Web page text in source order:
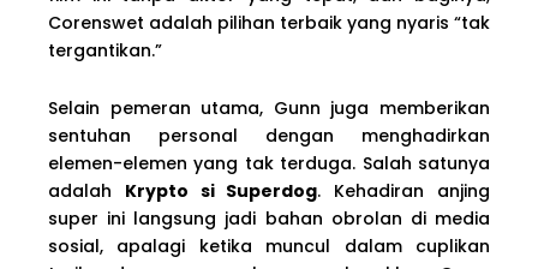
Corenswet adalah pilihan terbaik yang nyaris “tak
tergantikan.”
Selain pemeran utama, Gunn juga memberikan
sentuhan personal dengan menghadirkan
elemen-elemen yang tak terduga. Salah satunya
adalah Krypto si Superdog. Kehadiran anjing
super ini langsung jadi bahan obrolan di media
sosial, apalagi ketika muncul dalam cuplikan